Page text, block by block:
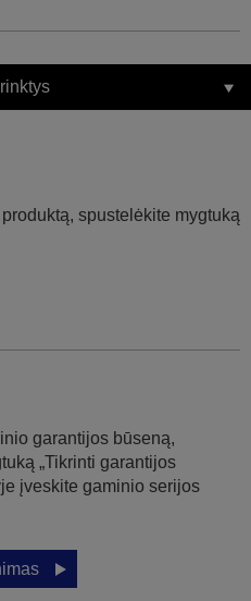
spustelėkite mygtuką
garantijos būseną,
„Tikrinti garantijos
įveskite gaminio serijos